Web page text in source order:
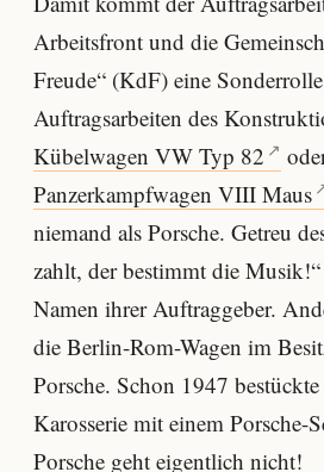
Arbeitsfront und die
Freude“ (KdF) eine
Auftragsarbeiten des
Kübelwagen VW Typ 82
Panzerkampfwagen VIII Maus
niemand als Porsche. Getreu
zahlt, der bestimmt die
Namen ihrer Auftraggeber.
die Berlin-Rom-Wagen im
Porsche. Schon 1947
Karosserie mit einem Porsche-
Porsche geht eigentlich nicht!